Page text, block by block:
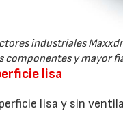
industriales
componentes y mayor
lisa
lisa y sin